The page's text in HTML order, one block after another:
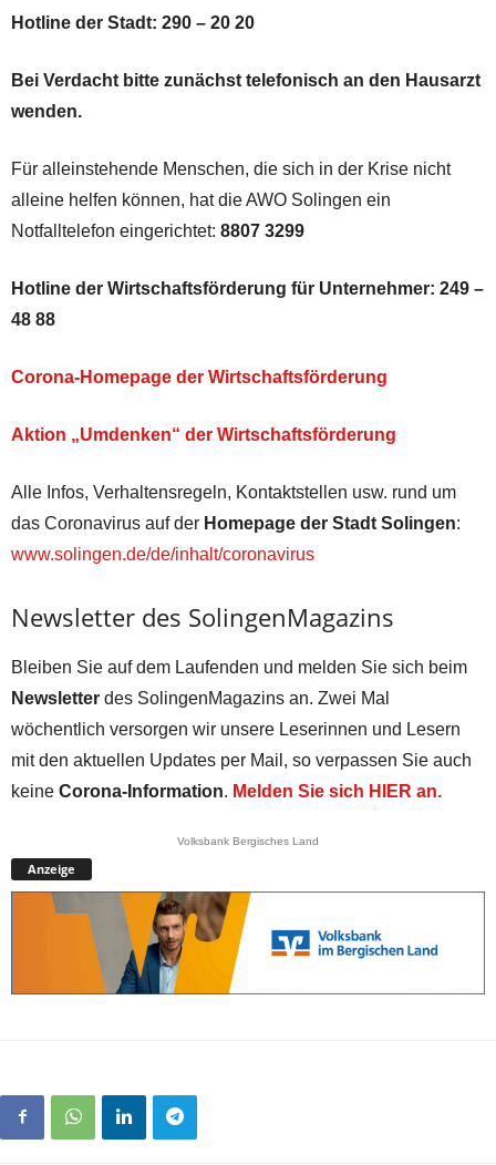
Hotline der Stadt: 290 – 20 20
Bei Verdacht bitte zunächst telefonisch an den Hausarzt
wenden.
Für alleinstehende Menschen, die sich in der Krise nicht
alleine helfen können, hat die AWO Solingen ein
Notfalltelefon eingerichtet: 8807 3299
Hotline der Wirtschaftsförderung für Unternehmer: 249 –
48 88
Corona-Homepage der Wirtschaftsförderung
Aktion „Umdenken“ der Wirtschaftsförderung
Alle Infos, Verhaltensregeln, Kontaktstellen usw. rund um
das Coronavirus auf der Homepage der Stadt Solingen:
www.solingen.de/de/inhalt/coronavirus
Newsletter des SolingenMagazins
Bleiben Sie auf dem Laufenden und melden Sie sich beim
Newsletter des SolingenMagazins an. Zwei Mal
wöchentlich versorgen wir unsere Leserinnen und Lesern
mit den aktuellen Updates per Mail, so verpassen Sie auch
keine Corona-Information. Melden Sie sich HIER an.
Volksbank Bergisches Land
Anzeige